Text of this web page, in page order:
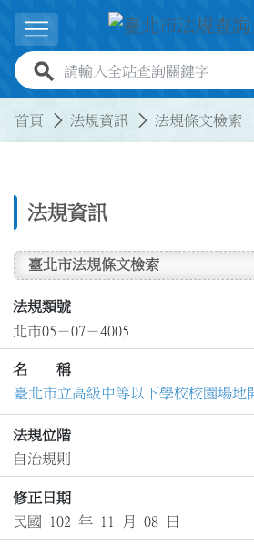
跳到主要內容
展開選單
全站查詢關鍵字欄位
首頁 法規資訊 法規條文檢索
法規資訊
臺北市法規條文檢索
法規類號
北市05－07－4005
名 稱
臺北市立高級中等以下學校校園場地
法規位階
自治規則
修正日期
民國 102 年 11 月 08 日